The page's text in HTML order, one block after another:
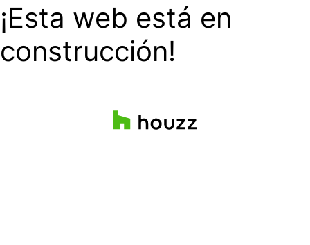
¡Esta web está en
construcción!